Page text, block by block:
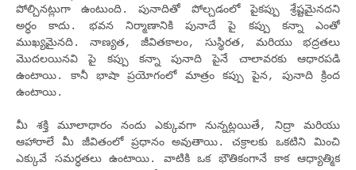
పోల్చినట్లుగా ఉంటుంది. పునాదితో పోల్చడంలో పైకప్పు శ్రేష్టమైనదని
అర్ధం కాదు. భవన నిర్మాణానికి పునాదే పై కప్పు కన్నా ఎంతో
ముఖ్యమైనది. నాణ్యత, జీవితకాలం, సుస్థిరత, మరియు భద్రతలు
మొదలయినవి పై కప్పు కన్నా పునాది పైనే చాలావరకు ఆధారపడి
ఉంటాయి. కానీ భాషా ప్రయోగంలో మాత్రం కప్పు పైన, పునాది క్రింద
ఉంటాయి.
మీ శక్తి మూలాధారం నందు ఎక్కువగా నున్నట్లయితే, నిద్రా మరియు
ఆహారాలే మీ జీవితంలో ప్రధానం అవుతాయి. చక్రాలకు ఒకటిని మించి
ఎక్కువే సమర్ధతలు ఉంటాయి. వాటికి ఒక భౌతికంగానే కాక ఆధ్యాత్మిక